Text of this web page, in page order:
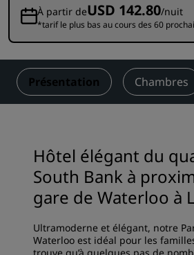
À partir deUSD 142.80/nuit
*tarif le plus bas au cours des 60
Présentation Chambres
Hôtel élégant du
South Bank à
gare de Waterloo à
Ultramoderne et élégant, notre
Waterloo est idéal pour les